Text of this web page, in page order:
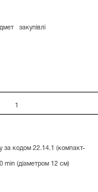
закупівлі
1
за кодом 22.14.1 (компакт-
min (діаметром 12 см)